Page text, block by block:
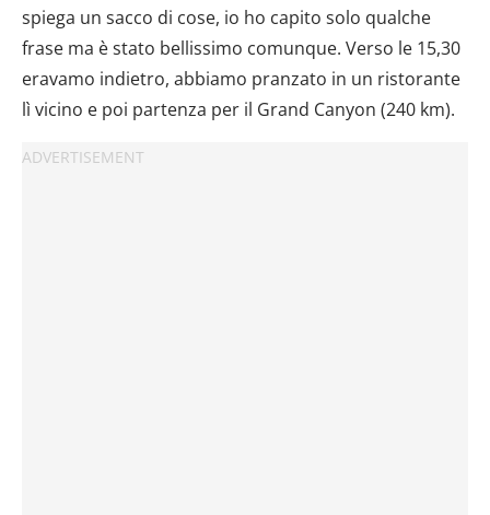
spiega un sacco di cose, io ho capito solo qualche
frase ma è stato bellissimo comunque. Verso le 15,30
eravamo indietro, abbiamo pranzato in un ristorante
lì vicino e poi partenza per il Grand Canyon (240 km).